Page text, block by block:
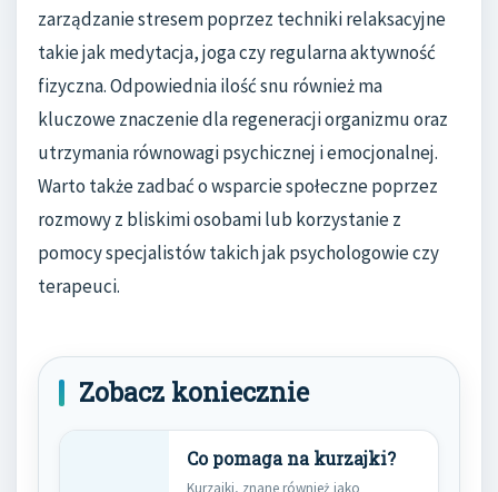
zarządzanie stresem poprzez techniki relaksacyjne
takie jak medytacja, joga czy regularna aktywność
fizyczna. Odpowiednia ilość snu również ma
kluczowe znaczenie dla regeneracji organizmu oraz
utrzymania równowagi psychicznej i emocjonalnej.
Warto także zadbać o wsparcie społeczne poprzez
rozmowy z bliskimi osobami lub korzystanie z
pomocy specjalistów takich jak psychologowie czy
terapeuci.
Zobacz koniecznie
Co pomaga na kurzajki?